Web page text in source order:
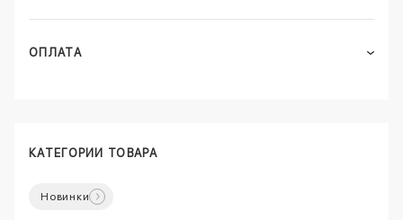
ОПЛАТА
КАТЕГОРИИ ТОВАРА
Новинки